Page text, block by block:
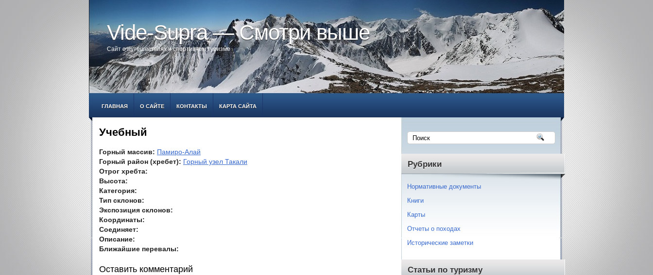
Vide-Supra — Смотри выше
Сайт о путешествиях и спортивном туризме
ГЛАВНАЯ О САЙТЕ КОНТАКТЫ КАРТА САЙТА
Учебный
Горный массив: Памиро-Алай
Горный район (хребет): Горный узел Такали
Отрог хребта:
Высота:
Категория:
Тип склонов:
Экспозиция склонов:
Координаты:
Соединяет:
Описание:
Ближайшие перевалы:
Оставить комментарий
Рубрики
Нормативные документы
Книги
Карты
Отчеты о походах
Исторические заметки
Статьи по туризму